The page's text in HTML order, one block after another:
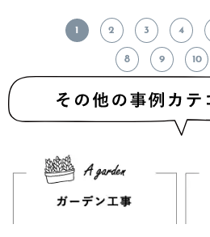
1 2 3 4
8 9 10